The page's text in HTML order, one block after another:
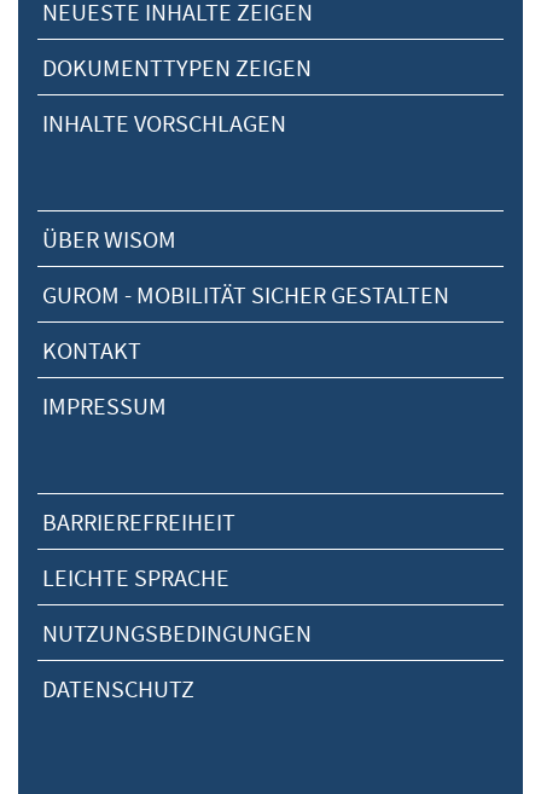
NEUESTE INHALTE ZEIGEN
DOKUMENTTYPEN ZEIGEN
INHALTE VORSCHLAGEN
ÜBER WISOM
GUROM - MOBILITÄT SICHER GESTALTEN
KONTAKT
IMPRESSUM
BARRIEREFREIHEIT
LEICHTE SPRACHE
NUTZUNGSBEDINGUNGEN
DATENSCHUTZ